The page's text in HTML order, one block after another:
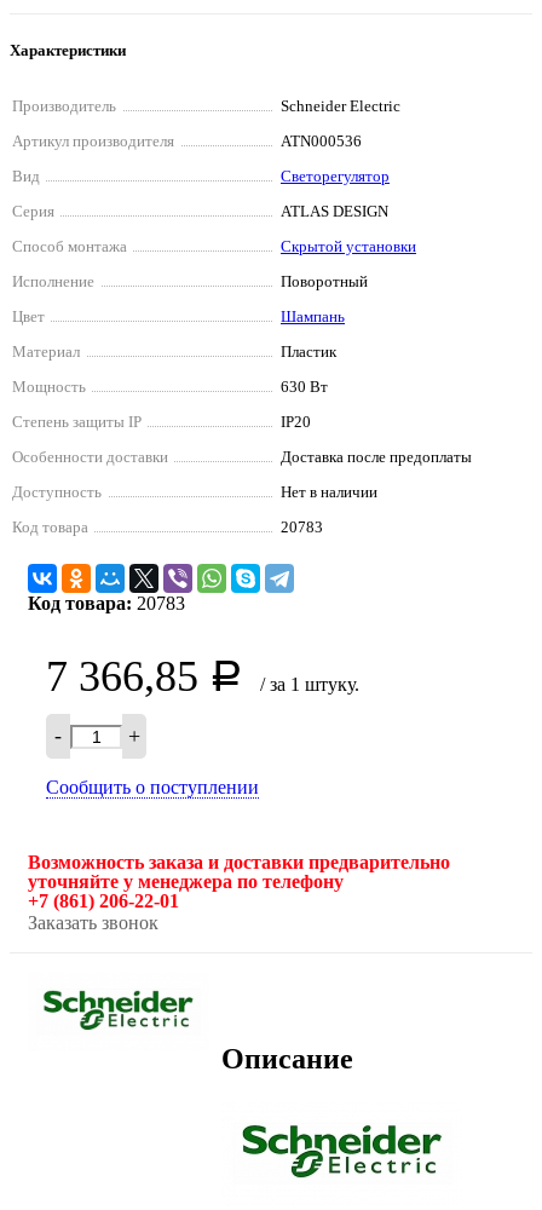
Характеристики
Производитель
Schneider Electriс
Артикул производителя
ATN000536
Вид
Светорегулятор
Серия
ATLAS DESIGN
Способ монтажа
Скрытой установки
Исполнение
Поворотный
Цвет
Шампань
Материал
Пластик
Мощность
630 Вт
Степень защиты IP
IP20
Особенности доставки
Доставка после предоплаты
Доступность
Нет в наличии
Код товара
20783
Код товара: 20783
7 366,85 Р / за 1 штуку.
- +
Сообщить о поступлении
Возможность заказа и доставки предварительно
уточняйте у менеджера по телефону
+7 (861) 206-22-01
Заказать звонок
Описание